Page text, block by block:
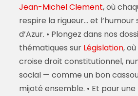
Jean-Michel Clement, où
respire la rigueur… et l’humour
d’Azur. • Plongez dans nos
thématiques sur Législation,
croise droit constitutionnel,
social — comme un bon
mijoté ensemble. • Et pour